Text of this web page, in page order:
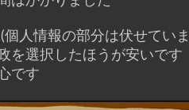
人情報の部分は伏せてい
を選択したほうが安いです
です